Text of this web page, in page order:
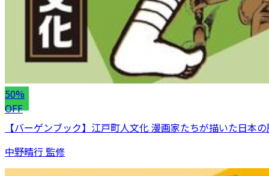
50%
OFF
【バーゲンブック】江戸町人文化 漫画家たちが描いた日本
中野晴行 監修